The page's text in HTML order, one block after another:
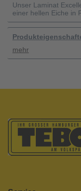
Unser Laminat
einer hellen Eiche in
mehr